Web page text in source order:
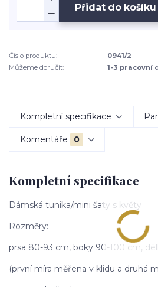
Přidat do košíku
Číslo produktu:
0941/2
Můžeme doručit:
1-3 pracovní
Kompletní specifikace
Komentáře 0
Kompletní specifikace
Dámská tunika/mini šaty s květy
Rozměry:
prsa 80-93 cm, boky 90-100 cm,
(první míra měřena v klidu a druhá